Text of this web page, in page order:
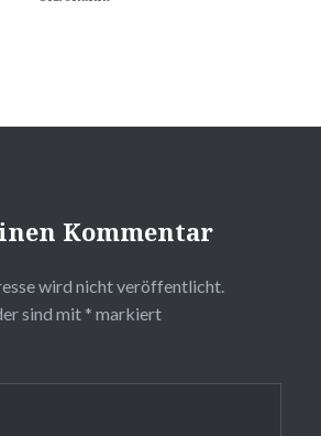
Kommentar
wird nicht veröffentlicht.
sind mit * markiert